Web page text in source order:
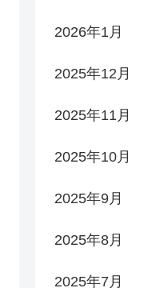
2026年1月
2025年12月
2025年11月
2025年10月
2025年9月
2025年8月
2025年7月